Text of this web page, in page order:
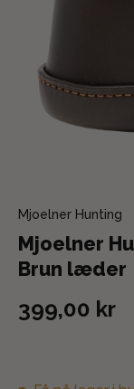
Mjoelner Hunting
Mjoelner
Brun læder
399,00 kr